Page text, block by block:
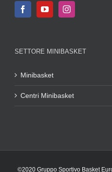
SETTORE MINIBASKET
Minibasket
Centri Minibasket
©2020 Gruppo Sportivo Basket